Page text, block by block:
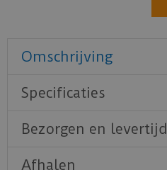
Omschrijving
Specificaties
Bezorgen en levertijd
Afhalen